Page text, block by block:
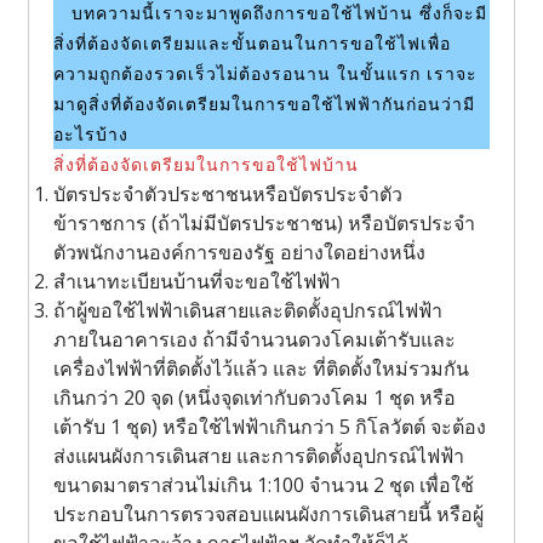
บทความนี้เราจะมาพูดถึงการขอใช้ไฟบ้าน ซึ่งก็จะมี
สิ่งที่ต้องจัดเตรียมและขั้นตอนในการขอใช้ไฟเพื่อ
ความถูกต้องรวดเร็วไม่ต้องรอนาน ในขั้นแรก เราจะ
มาดูสิ่งที่ต้องจัดเตรียมในการขอใช้ไฟฟ้ากันก่อนว่ามี
อะไรบ้าง
สิ่งที่ต้องจัดเตรียมในการขอใช้ไฟบ้าน
บัตรประจำตัวประชาชนหรือบัตรประจำตัว
ข้าราชการ (ถ้าไม่มีบัตรประชาชน) หรือบัตรประจำ
ตัวพนักงานองค์การของรัฐ อย่างใดอย่างหนึ่ง
สำเนาทะเบียนบ้านที่จะขอใช้ไฟฟ้า
ถ้าผู้ขอใช้ไฟฟ้าเดินสายและติดตั้งอุปกรณ์ไฟฟ้า
ภายในอาคารเอง ถ้ามีจำนวนดวงโคมเต้ารับและ
เครื่องไฟฟ้าที่ติดตั้งไว้แล้ว และ ที่ติดตั้งใหม่รวมกัน
เกินกว่า 20 จุด (หนึ่งจุดเท่ากับดวงโคม 1 ชุด หรือ
เต้ารับ 1 ชุด) หรือใช้ไฟฟ้าเกินกว่า 5 กิโลวัตต์ จะต้อง
ส่งแผนผังการเดินสาย และการติดตั้งอุปกรณ์ไฟฟ้า
ขนาดมาตราส่วนไม่เกิน 1:100 จำนวน 2 ชุด เพื่อใช้
ประกอบในการตรวจสอบแผนผังการเดินสายนี้ หรือผู้